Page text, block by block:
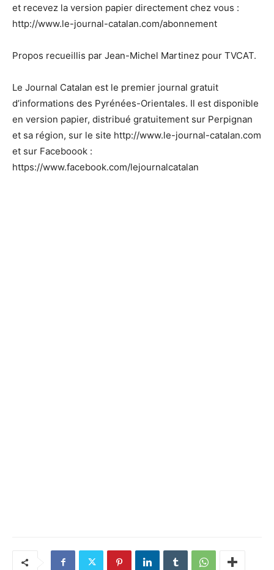
et recevez la version papier directement chez vous :
http://www.le-journal-catalan.com/abonnement
Propos recueillis par Jean-Michel Martinez pour TVCAT.
Le Journal Catalan est le premier journal gratuit
d’informations des Pyrénées-Orientales. Il est disponible
en version papier, distribué gratuitement sur Perpignan
et sa région, sur le site http://www.le-journal-catalan.com
et sur Faceboook :
https://www.facebook.com/lejournalcatalan